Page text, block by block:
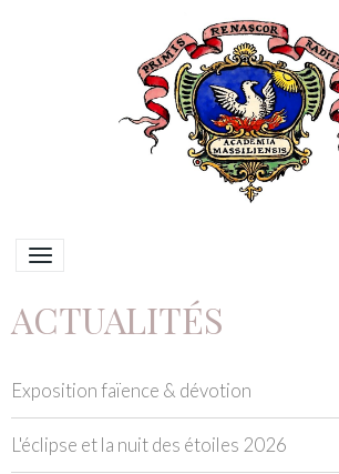
ACTUALITÉS
Exposition faïence & dévotion
L'éclipse et la nuit des étoiles 2026